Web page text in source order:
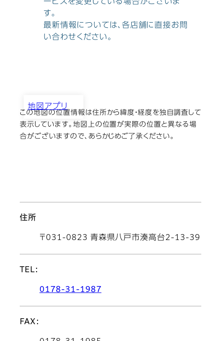
ービスを変更している場合がございま
す。
最新情報については、各店舗に直接お問
い合わせください。
（有）カメラの和弘
地図アプリ
この地図の位置情報は住所から緯度・経度を独自調査して
表示しています。地図上の位置が実際の位置と異なる場
合がございますので、あらかじめご了承ください。
住所
〒031-0823 青森県八戸市湊高台2-13-39
TEL:
0178-31-1987
FAX: